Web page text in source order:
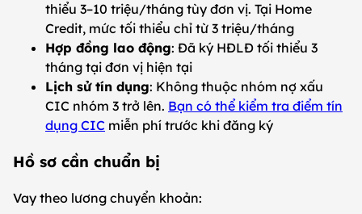
thiểu 3–10 triệu/tháng tùy đơn vị. Tại Home
Credit, mức tối thiểu chỉ từ 3 triệu/tháng
Hợp đồng lao động: Đã ký HĐLĐ tối thiểu 3
tháng tại đơn vị hiện tại
Lịch sử tín dụng: Không thuộc nhóm nợ xấu
CIC nhóm 3 trở lên. Bạn có thể kiểm tra điểm tín
dụng CIC miễn phí trước khi đăng ký
Hồ sơ cần chuẩn bị
Vay theo lương chuyển khoản: